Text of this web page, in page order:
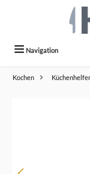
Navigation
Kochen Küchenhelfer